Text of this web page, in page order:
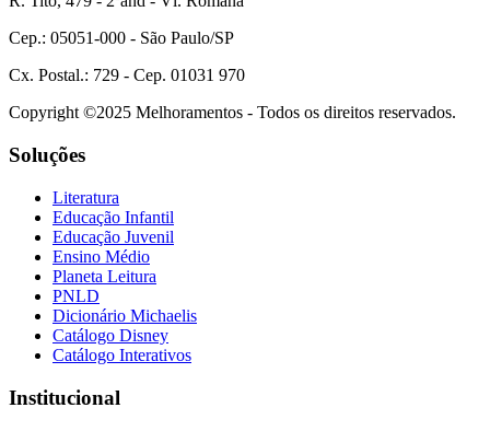
Cep.: 05051-000 - São Paulo/SP
Cx. Postal.: 729 - Cep. 01031 970
Copyright ©2025 Melhoramentos - Todos os direitos reservados.
Soluções
Literatura
Educação Infantil
Educação Juvenil
Ensino Médio
Planeta Leitura
PNLD
Dicionário Michaelis
Catálogo Disney
Catálogo Interativos
Institucional